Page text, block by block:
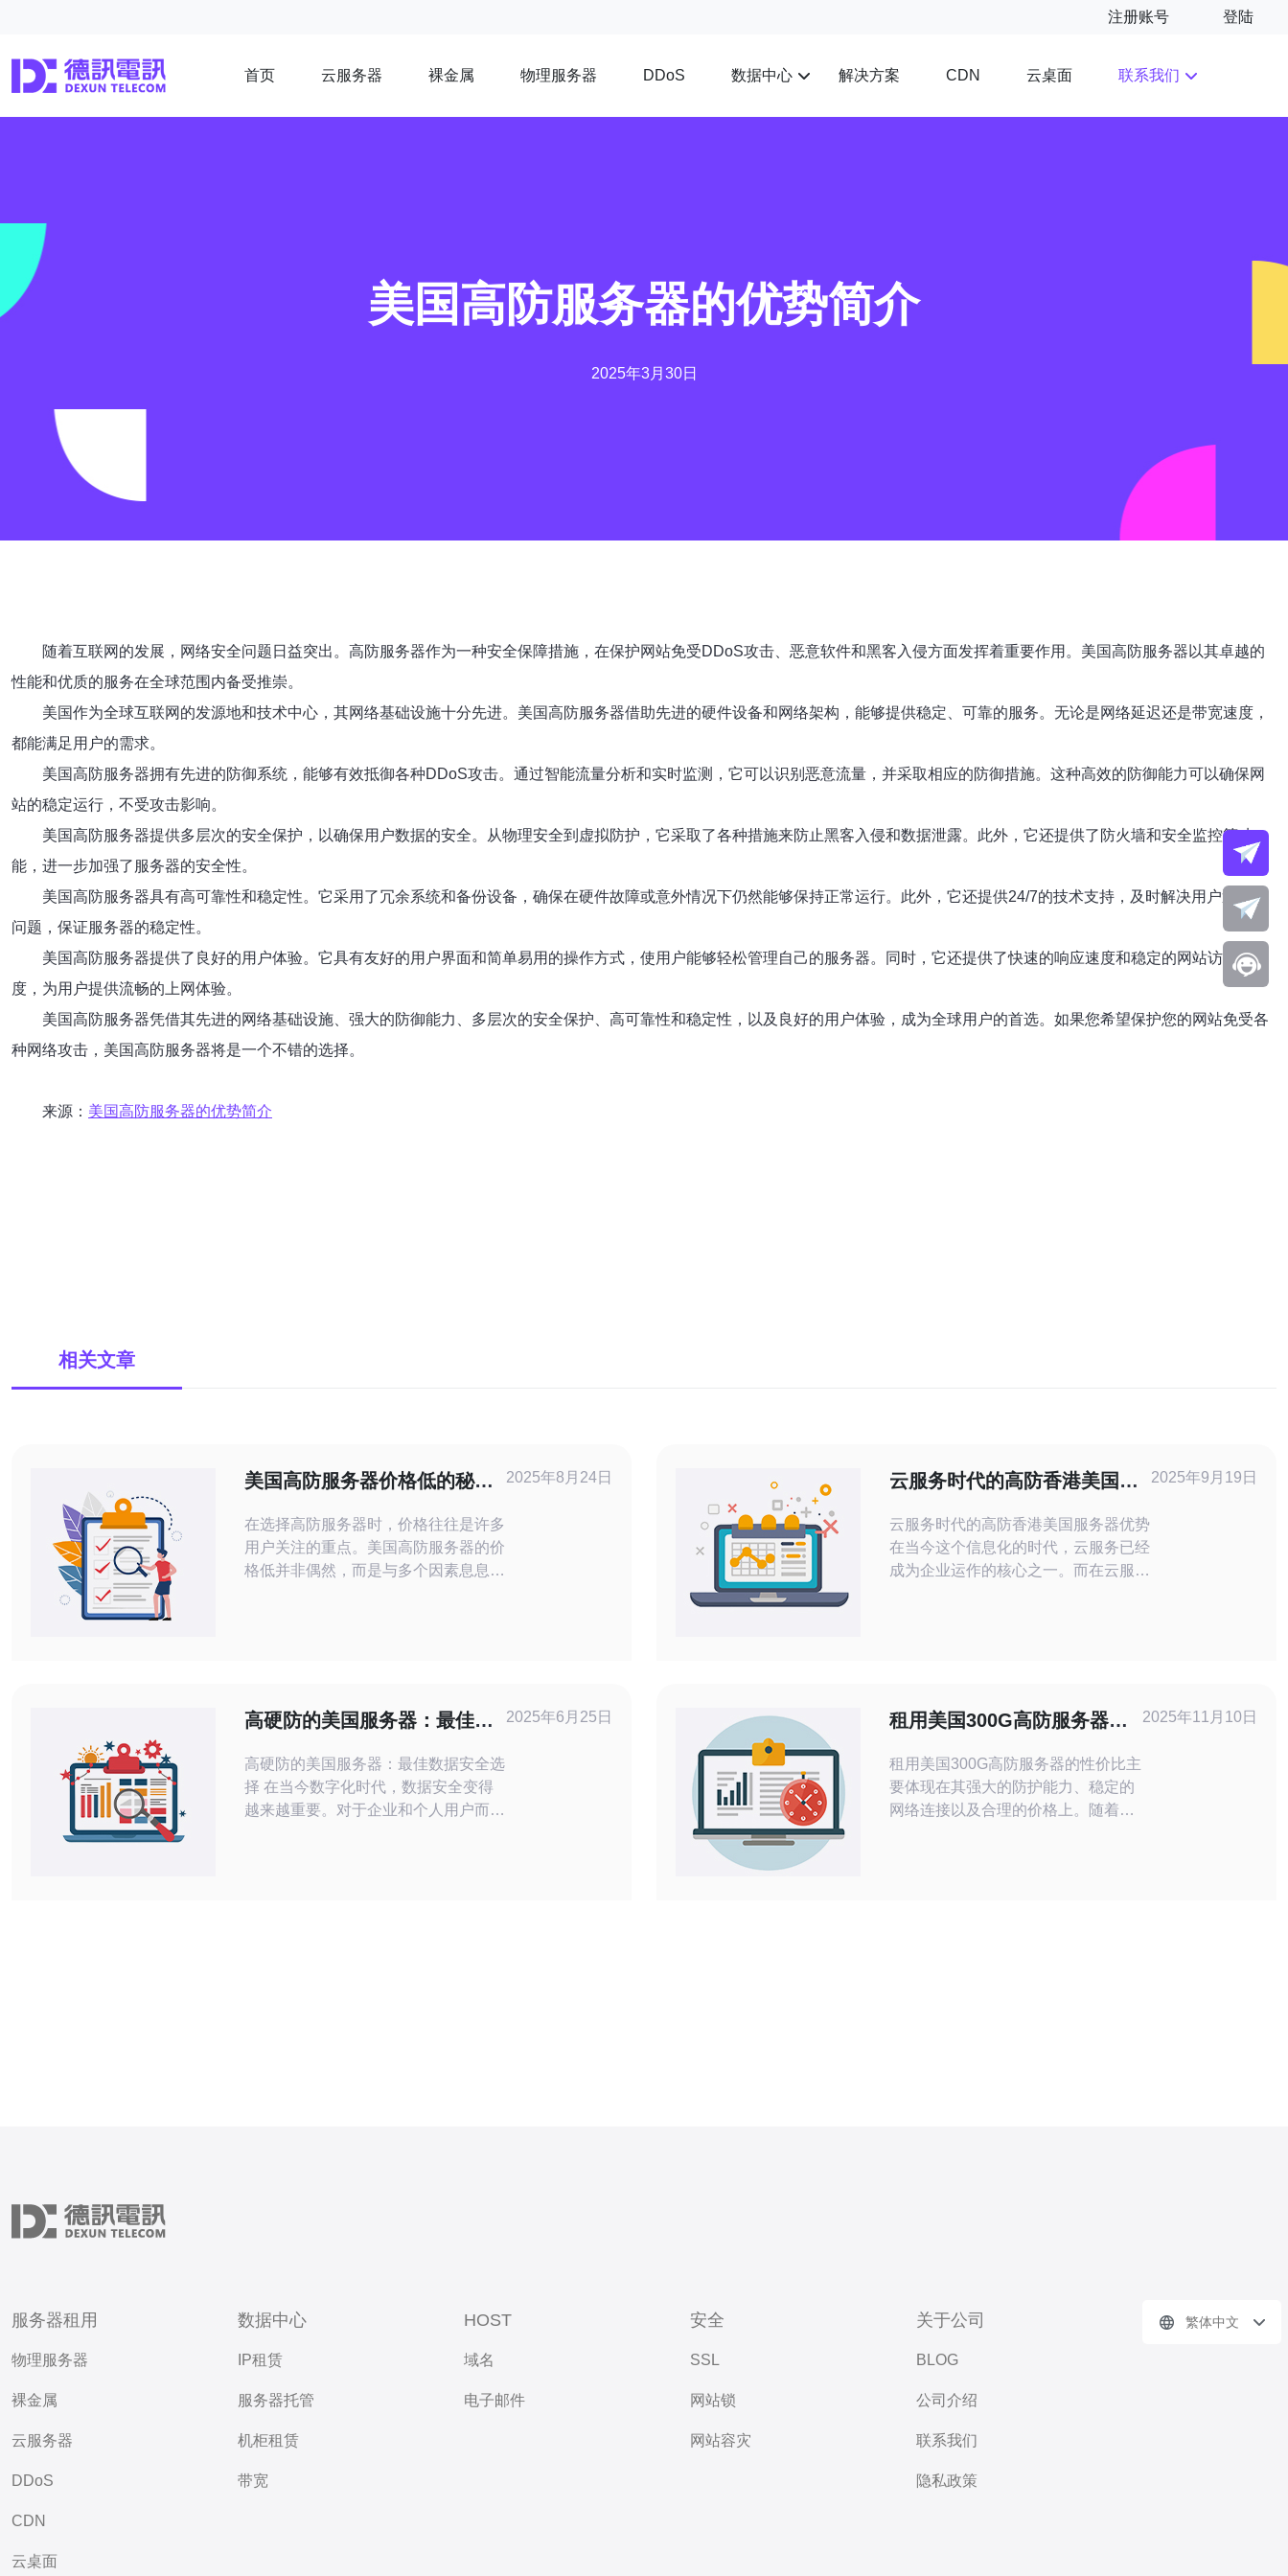
注册账号 登陆
首页 云服务器 裸金属 物理服务器 DDoS 数据中心 解决方案 CDN 云桌面 联系我们
美国高防服务器的优势简介
2025年3月30日
随着互联网的发展，网络安全问题日益突出。高防服务器作为一种安全保障措施，在保护网站免受DDoS攻击、恶意软件和黑客入侵方面发挥着重要作用。美国高防服务器以其卓越的
性能和优质的服务在全球范围内备受推崇。
美国作为全球互联网的发源地和技术中心，其网络基础设施十分先进。美国高防服务器借助先进的硬件设备和网络架构，能够提供稳定、可靠的服务。无论是网络延迟还是带宽速度，
都能满足用户的需求。
美国高防服务器拥有先进的防御系统，能够有效抵御各种DDoS攻击。通过智能流量分析和实时监测，它可以识别恶意流量，并采取相应的防御措施。这种高效的防御能力可以确保网
站的稳定运行，不受攻击影响。
美国高防服务器提供多层次的安全保护，以确保用户数据的安全。从物理安全到虚拟防护，它采取了各种措施来防止黑客入侵和数据泄露。此外，它还提供了防火墙和安全监控等功
能，进一步加强了服务器的安全性。
美国高防服务器具有高可靠性和稳定性。它采用了冗余系统和备份设备，确保在硬件故障或意外情况下仍然能够保持正常运行。此外，它还提供24/7的技术支持，及时解决用户遇到的
问题，保证服务器的稳定性。
美国高防服务器提供了良好的用户体验。它具有友好的用户界面和简单易用的操作方式，使用户能够轻松管理自己的服务器。同时，它还提供了快速的响应速度和稳定的网站访问速
度，为用户提供流畅的上网体验。
美国高防服务器凭借其先进的网络基础设施、强大的防御能力、多层次的安全保护、高可靠性和稳定性，以及良好的用户体验，成为全球用户的首选。如果您希望保护您的网站免受各
种网络攻击，美国高防服务器将是一个不错的选择。
来源： 美国高防服务器的优势简介
相关文章
美国高防服务器价格低的秘密
在选择高防服务器时，价格往往是许多
用户关注的重点。美国高防服务器的价
格低并非偶然，而是与多个因素息息相
日益严重，越来越多的企业开始重视高
防服务器的选择。美国市场的竞争非常
激烈，
2025年8月24日
云服务时代的高防香港美国服
云服务时代的高防香港美国服务器优势
在当今这个信息化的时代，云服务已经
成为企业运作的核心之一。而在云服务
也越来越高。高防香港和美国服务器采
用了先进的防火墙、入侵检测系统
2025年9月19日
高硬防的美国服务器：最佳数
高硬防的美国服务器：最佳数据安全选
择 在当今数字化时代，数据安全变得
越来越重要。对于企业和个人用户而
2025年6月25日
租用美国300G高防服务器的
租用美国300G高防服务器的性价比主
要体现在其强大的防护能力、稳定的
网络连接以及合理的价格上。随着网
2025年11月10日
服务器租用
物理服务器
裸金属
云服务器
DDoS
CDN
云桌面
数据中心
IP租赁
服务器托管
机柜租赁
带宽
HOST
域名
电子邮件
安全
SSL
网站锁
网站容灾
关于公司
BLOG
公司介绍
联系我们
隐私政策
繁体中文